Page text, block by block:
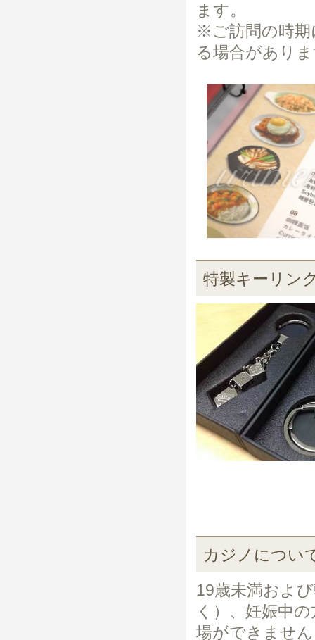
ます。
※ご訪問の時期
る場合があり
特製キーリン
カジノについ
19歳未満およ
く）、妊娠中
場ができませ